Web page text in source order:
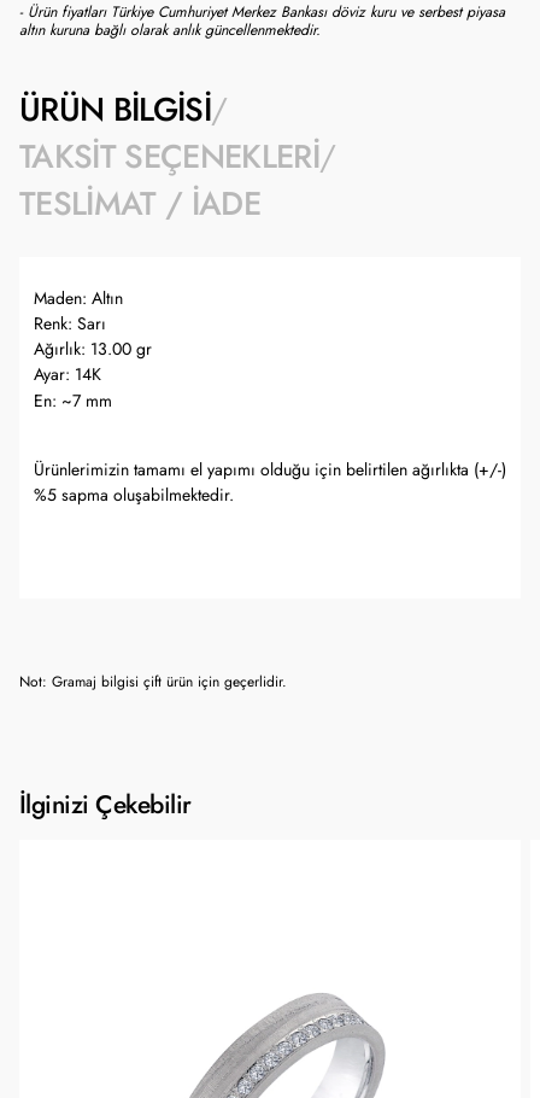
- Ürün fiyatları Türkiye Cumhuriyet Merkez Bankası döviz kuru ve serbest piyasa
altın kuruna bağlı olarak anlık güncellenmektedir.
ÜRÜN BILGISI
TAKSIT SEÇENEKLERI
TESLIMAT / İADE
Maden: Altın
Renk: Sarı
Ağırlık: 13.00 gr
Ayar: 14K
En: ~7 mm
Ürünlerimizin tamamı el yapımı olduğu için belirtilen ağırlıkta (+/-)
%5 sapma oluşabilmektedir.
Not: Gramaj bilgisi çift ürün için geçerlidir.
İlginizi Çekebilir